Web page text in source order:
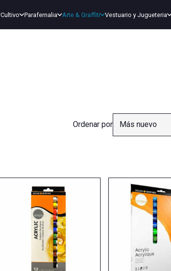
Cultivo Parafernalia Arte & Graffiti Vestuario y Jugueteria
Ordenar por